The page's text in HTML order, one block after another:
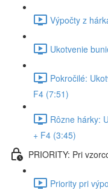
Výpočty z
Ukotvenie
Pokročilé:
F4 (7:51)
Rôzne hárky:
+ F4 (3:45)
PRIORITY: Pri
Priority pri